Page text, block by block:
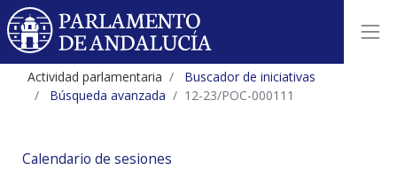
Actividad parlamentaria
Buscador de iniciativas
Búsqueda avanzada
12-23/POC-000111
Calendario de sesiones